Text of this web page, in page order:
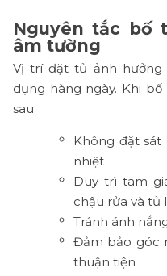
Nguyên tắc
âm tường
Vị trí đặt tủ ảnh
dụng hàng ngày. Khi
sau:
Không đặt
nhiệt
Duy trì tam
chậu rửa và tủ
Tránh ánh
Đảm bảo góc
thuận tiện